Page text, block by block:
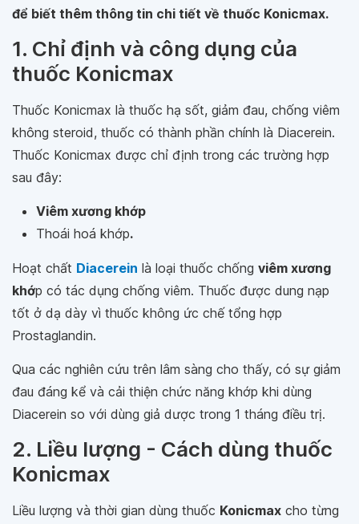
để biết thêm thông tin chi tiết về thuốc Konicmax.
1. Chỉ định và công dụng của
thuốc Konicmax
Thuốc Konicmax là thuốc hạ sốt, giảm đau, chống viêm
không steroid, thuốc có thành phần chính là Diacerein.
Thuốc Konicmax được chỉ định trong các trường hợp
sau đây:
Viêm xương khớp
Thoái hoá khớp.
Hoạt chất Diacerein là loại thuốc chống viêm xương
khớp có tác dụng chống viêm. Thuốc được dung nạp
tốt ở dạ dày vì thuốc không ức chế tổng hợp
Prostaglandin.
Qua các nghiên cứu trên lâm sàng cho thấy, có sự giảm
đau đáng kể và cải thiện chức năng khớp khi dùng
Diacerein so với dùng giả dược trong 1 tháng điều trị.
2. Liều lượng - Cách dùng thuốc
Konicmax
Liều lượng và thời gian dùng thuốc Konicmax cho từng